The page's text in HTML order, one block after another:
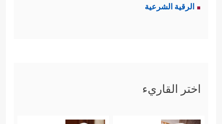
الرقية الشرعية
اختر القاريء